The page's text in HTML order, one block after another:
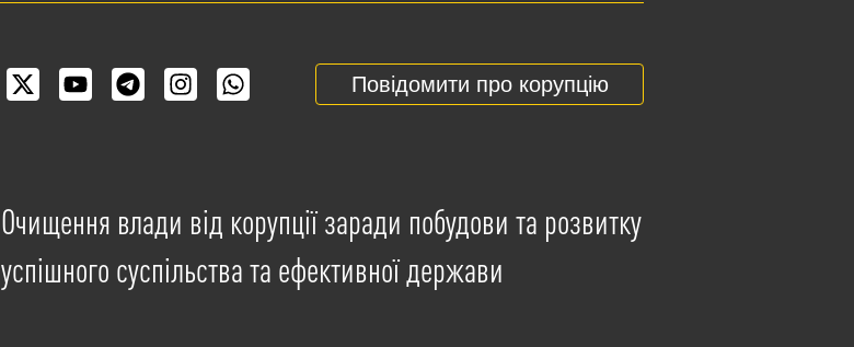
Повідомити про корупцію
Очищення влади від корупції заради побудови та розвитку
успішного суспільства та ефективної держави